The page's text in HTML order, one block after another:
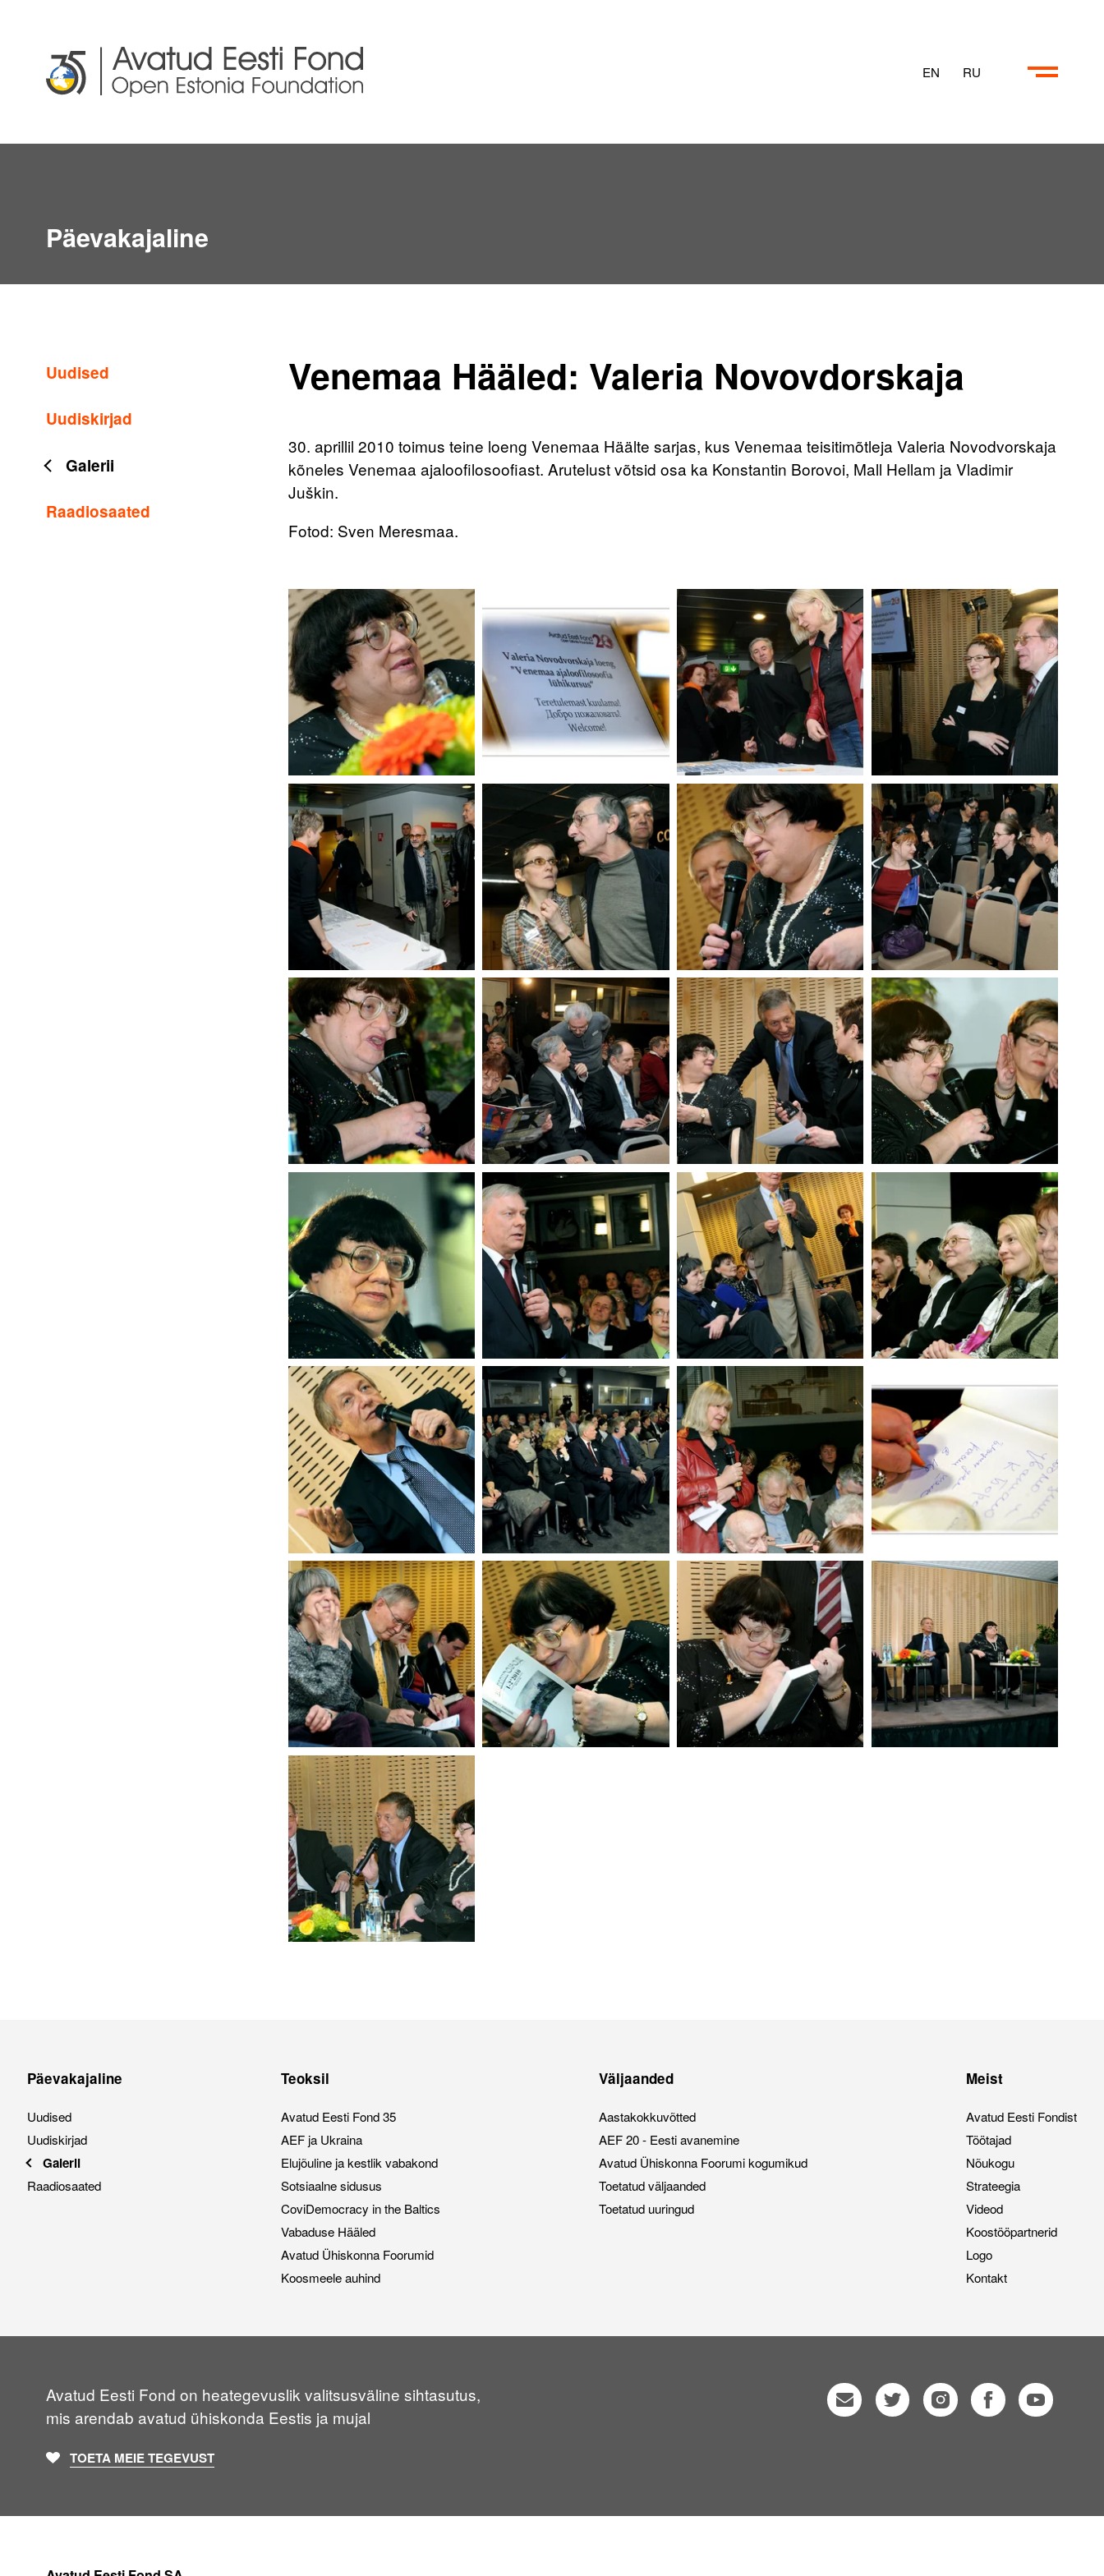
EN RU
Päevakajaline
Uudised
Uudiskirjad
Galerii
Raadiosaated
Venemaa Hääled: Valeria Novovdorskaja
30. aprillil 2010 toimus teine loeng Venemaa Häälte sarjas, kus Venemaa teisitimõtleja Valeria Novodvorskaja
kõneles Venemaa ajaloofilosoofiast. Arutelust võtsid osa ka Konstantin Borovoi, Mall Hellam ja Vladimir
Juškin.
Fotod: Sven Meresmaa.
Päevakajaline
Uudised
Uudiskirjad
Galerii
Raadiosaated
Teoksil
Avatud Eesti Fond 35
AEF ja Ukraina
Elujõuline ja kestlik vabakond
Sotsiaalne sidusus
CoviDemocracy in the Baltics
Vabaduse Hääled
Avatud Ühiskonna Foorumid
Koosmeele auhind
Väljaanded
Aastakokkuvõtted
AEF 20 - Eesti avanemine
Avatud Ühiskonna Foorumi kogumikud
Toetatud väljaanded
Toetatud uuringud
Meist
Avatud Eesti Fondist
Töötajad
Nõukogu
Strateegia
Videod
Koostööpartnerid
Logo
Kontakt
Avatud Eesti Fond on heategevuslik valitsusväline sihtasutus,
mis arendab avatud ühiskonda Eestis ja mujal
TOETA MEIE TEGEVUST